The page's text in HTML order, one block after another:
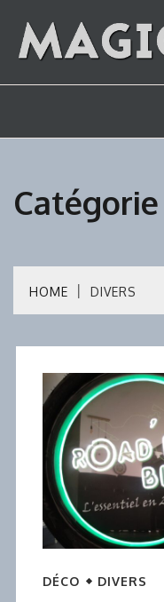
content
Catégorie
HOME DIVERS
DÉCO DIVERS